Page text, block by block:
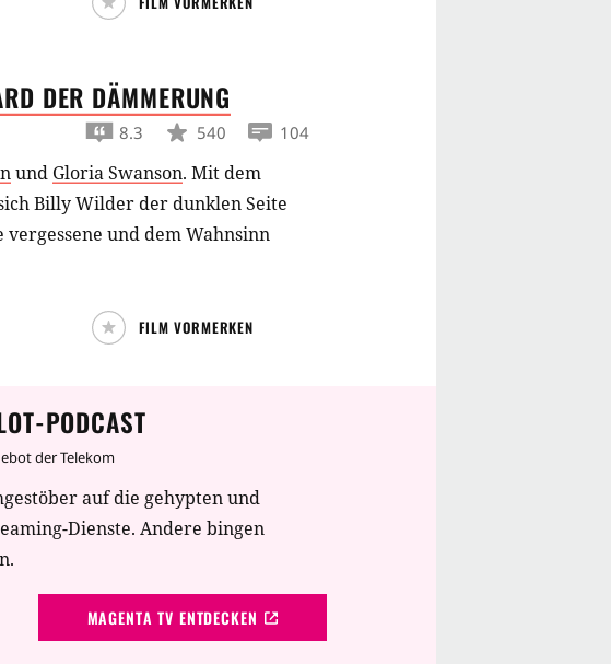
DER DÄMMERUNG
8.3 540 104
und Gloria Swanson. Mit dem
Billy Wilder der dunklen Seite
und dem Wahnsinn
FILM VORMERKEN
PODCAST
der Telekom
auf die gehypten und
Dienste. Andere bingen
MAGENTA TV ENTDECKEN